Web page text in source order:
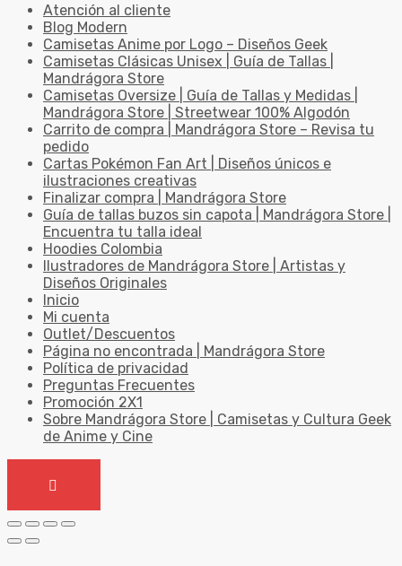
Atención al cliente
Blog Modern
Camisetas Anime por Logo – Diseños Geek
Camisetas Clásicas Unisex | Guía de Tallas |
Mandrágora Store
Camisetas Oversize | Guía de Tallas y Medidas |
Mandrágora Store | Streetwear 100% Algodón
Carrito de compra | Mandrágora Store – Revisa tu
pedido
Cartas Pokémon Fan Art | Diseños únicos e
ilustraciones creativas
Finalizar compra | Mandrágora Store
Guía de tallas buzos sin capota | Mandrágora Store |
Encuentra tu talla ideal
Hoodies Colombia
Ilustradores de Mandrágora Store | Artistas y
Diseños Originales
Inicio
Mi cuenta
Outlet/Descuentos
Página no encontrada | Mandrágora Store
Política de privacidad
Preguntas Frecuentes
Promoción 2X1
Sobre Mandrágora Store | Camisetas y Cultura Geek
de Anime y Cine